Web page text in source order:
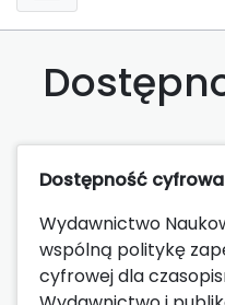
Dostępność cyfrowa
Wydawnictwo
wspólną politykę
cyfrowej dla